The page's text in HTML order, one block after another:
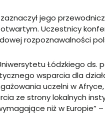
jego
Uczestnicy
rozpoznawalności
Łódzkiego ds.
wsparcia dla
uczelni w
ze strony lokalnych
niż w Europie” –